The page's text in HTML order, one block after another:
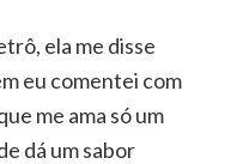
ela me disse
eu comentei com
me ama só um
dá um sabor